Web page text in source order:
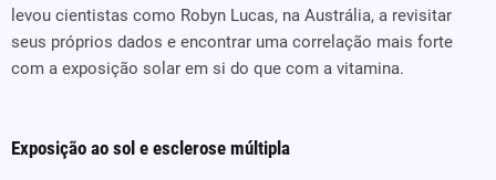
levou cientistas como Robyn Lucas, na Austrália, a revisitar
seus próprios dados e encontrar uma correlação mais forte
com a exposição solar em si do que com a vitamina.
Exposição ao sol e esclerose múltipla